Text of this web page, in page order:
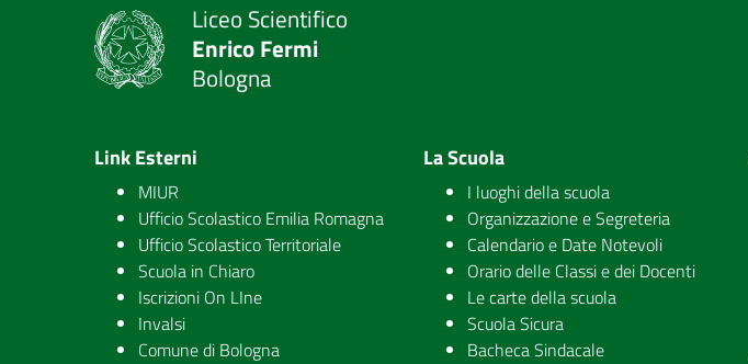
Liceo Scientifico
Enrico Fermi
Bologna
Link Esterni
MIUR
Ufficio Scolastico Emilia Romagna
Ufficio Scolastico Territoriale
Scuola in Chiaro
Iscrizioni On LIne
Invalsi
Comune di Bologna
La Scuola
I luoghi della scuola
Organizzazione e Segreteria
Calendario e Date Notevoli
Orario delle Classi e dei Docenti
Le carte della scuola
Scuola Sicura
Bacheca Sindacale